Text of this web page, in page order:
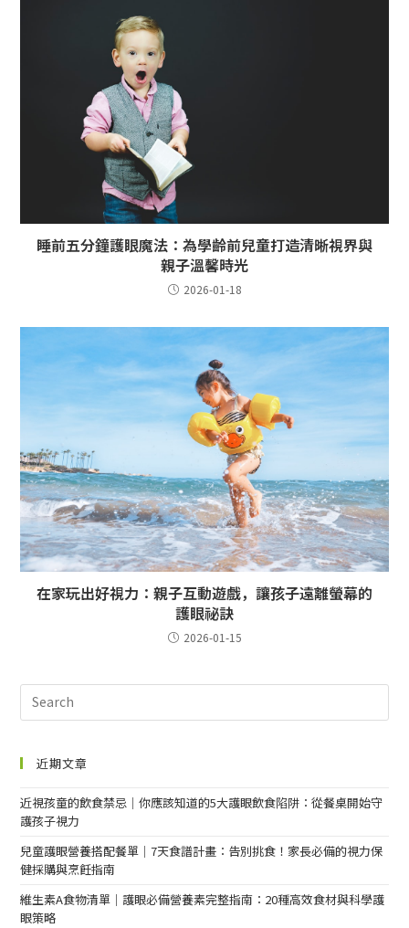
睡前五分鐘護眼魔法：為學齡前兒童打造清晰視界與
親子溫馨時光
2026-01-18
在家玩出好視力：親子互動遊戲，讓孩子遠離螢幕的
護眼祕訣
2026-01-15
近期文章
近視孩童的飲食禁忌｜你應該知道的5大護眼飲食陷阱：從餐桌開始守
護孩子視力
兒童護眼營養搭配餐單｜7天食譜計畫：告別挑食！家長必備的視力保
健採購與烹飪指南
維生素A食物清單｜護眼必備營養素完整指南：20種高效食材與科學護
眼策略